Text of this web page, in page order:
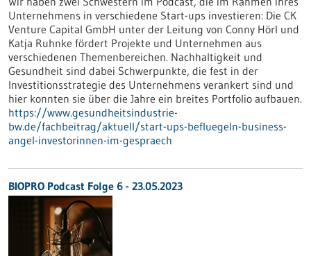
Unternehmens in verschiedene Start-ups investieren: Die CK
Venture Capital GmbH unter der Leitung von Conny Hörl und
Katja Ruhnke fördert Projekte und Unternehmen aus
verschiedenen Themenbereichen. Nachhaltigkeit und
Gesundheit sind dabei Schwerpunkte, die fest in der
Investitionsstrategie des Unternehmens verankert sind und
hier konnten sie über die Jahre ein breites Portfolio aufbauen.
https://www.gesundheitsindustrie-
bw.de/fachbeitrag/aktuell/start-ups-befluegeln-business-
angel-investorinnen-im-gespraech
BIOPRO Podcast Folge 6 - 23.05.2023